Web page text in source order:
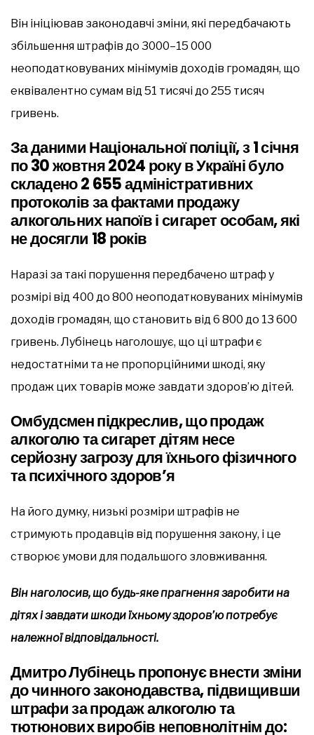
Він ініціював законодавчі зміни, які передбачають
збільшення штрафів до 3000–15 000
неоподатковуваних мінімумів доходів громадян, що
еквівалентно сумам від 51 тисячі до 255 тисяч
гривень.
За даними Національної поліції, з 1 січня
по 30 жовтня 2024 року в Україні було
складено 2 655 адміністративних
протоколів за фактами продажу
алкогольних напоїв і сигарет особам, які
не досягли 18 років
Наразі за такі порушення передбачено штраф у
розмірі від 400 до 800 неоподатковуваних мінімумів
доходів громадян, що становить від 6 800 до 13 600
гривень. Лубінець наголошує, що ці штрафи є
недостатніми та не пропорційними шкоді, яку
продаж цих товарів може завдати здоров’ю дітей.
Омбудсмен підкреслив, що продаж
алкоголю та сигарет дітям несе
серйозну загрозу для їхнього фізичного
та психічного здоров’я
На його думку, низькі розміри штрафів не
стримують продавців від порушення закону, і це
створює умови для подальшого зловживання.
Він наголосив, що будь-яке прагнення заробити на
дітях і завдати шкоди їхньому здоров’ю потребує
належної відповідальності.
Дмитро Лубінець пропонує внести зміни
до чинного законодавства, підвищивши
штрафи за продаж алкоголю та
тютюнових виробів неповнолітнім до: